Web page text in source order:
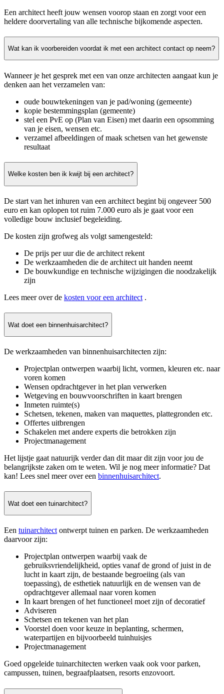
Een architect heeft jouw wensen voorop staan en zorgt voor een
heldere doorvertaling van alle technische bijkomende aspecten.
Wat kan ik voorbereiden voordat ik met een architect contact op neem?
Wanneer je het gesprek met een van onze architecten aangaat kun je
denken aan het verzamelen van:
oude bouwtekeningen van je pad/woning (gemeente)
kopie bestemmingsplan (gemeente)
stel een PvE op (Plan van Eisen) met daarin een opsomming
van je eisen, wensen etc.
verzamel afbeeldingen of maak schetsen van het gewenste
resultaat
Welke kosten ben ik kwijt bij een architect?
De start van het inhuren van een architect begint bij ongeveer 500
euro en kan oplopen tot ruim 7.000 euro als je gaat voor een
volledige bouw inclusief begeleiding.
De kosten zijn grofweg als volgt samengesteld:
De prijs per uur die de architect rekent
De werkzaamheden die de architect uit handen neemt
De bouwkundige en technische wijzigingen die noodzakelijk
zijn
Lees meer over de kosten voor een architect .
Wat doet een binnenhuisarchitect?
De werkzaamheden van binnenhuisarchitecten zijn:
Projectplan ontwerpen waarbij licht, vormen, kleuren etc. naar
voren komen
Wensen opdrachtgever in het plan verwerken
Wetgeving en bouwvoorschriften in kaart brengen
Inmeten ruimte(s)
Schetsen, tekenen, maken van maquettes, plattegronden etc.
Offertes uitbrengen
Schakelen met andere experts die betrokken zijn
Projectmanagement
Het lijstje gaat natuurijk verder dan dit maar dit zijn voor jou de
belangrijkste zaken om te weten. Wil je nog meer informatie? Dat
kan! Lees snel meer over een binnenhuisarchitect.
Wat doet een tuinarchitect?
Een tuinarchitect ontwerpt tuinen en parken. De werkzaamheden
daarvoor zijn:
Projectplan ontwerpen waarbij vaak de
gebruiksvriendelijkheid, opties vanaf de grond of juist in de
lucht in kaart zijn, de bestaande begroeiing (als van
toepassing), de esthetiek natuurlijk en de wensen van de
opdrachtgever allemaal naar voren komen
In kaart brengen of het functioneel moet zijn of decoratief
Adviseren
Schetsen en tekenen van het plan
Voorstel doen voor keuze in beplanting, schermen,
waterpartijen en bijvoorbeeld tuinhuisjes
Projectmanagement
Goed opgeleide tuinarchitecten werken vaak ook voor parken,
campussen, tuinen, begraafplaatsen, resorts enzovoort.